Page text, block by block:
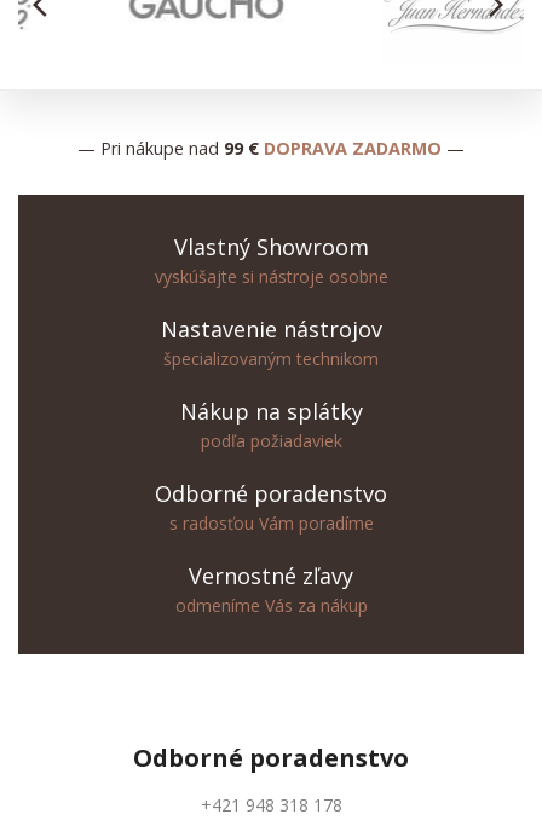
— Pri nákupe nad 99 € DOPRAVA ZADARMO —
Vlastný Showroom
vyskúšajte si nástroje osobne
Nastavenie nástrojov
špecializovaným technikom
Nákup na splátky
podľa požiadaviek
Odborné poradenstvo
s radosťou Vám poradíme
Vernostné zľavy
odmeníme Vás za nákup
Odborné poradenstvo
+421 948 318 178